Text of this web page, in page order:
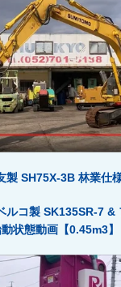
製 SH75X-3B 林業仕
ルコ製 SK135SR-7 &
状態動画【0.45m3】